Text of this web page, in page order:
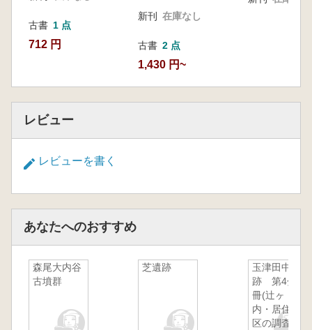
古書 1 点
712 円
新刊 在庫なし
古書 2 点
1,430 円~
レビュー
レビューを書く
あなたへのおすすめ
森尾大内谷
古墳群
芝遺跡
玉津田中遺
跡 第4分
冊(辻ヶ
内・居住地
区の調査)